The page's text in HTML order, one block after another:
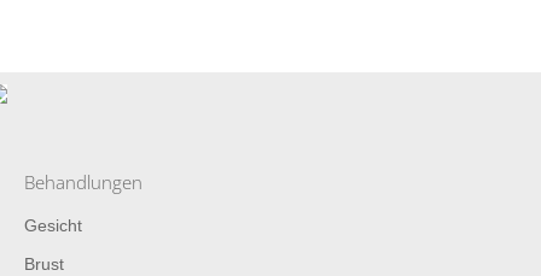
Behandlungen
Gesicht
Brust